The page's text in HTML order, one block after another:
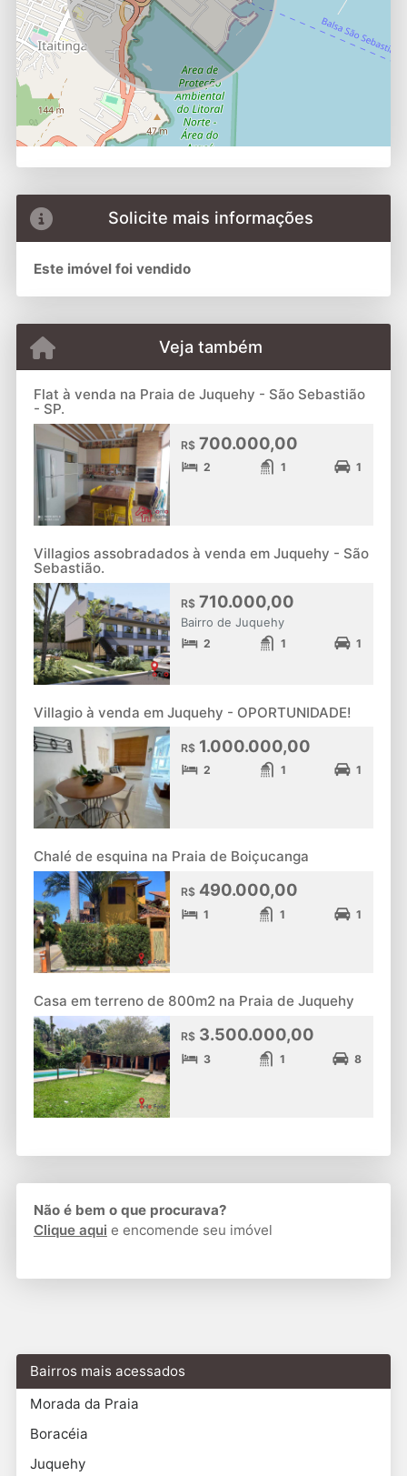
Solicite mais informações
Este imóvel foi vendido
Veja também
Flat à venda na Praia de Juquehy - São Sebastião
- SP.
R$700.000,00
2 1 1
Villagios assobradados à venda em Juquehy - São
Sebastião.
R$710.000,00
Bairro de Juquehy
2 1 1
Villagio à venda em Juquehy - OPORTUNIDADE!
R$1.000.000,00
2 1 1
Chalé de esquina na Praia de Boiçucanga
R$490.000,00
1 1 1
Casa em terreno de 800m2 na Praia de Juquehy
R$3.500.000,00
3 1 8
Não é bem o que procurava?
Clique aqui e encomende seu imóvel
Bairros mais acessados
Morada da Praia
Boracéia
Juquehy